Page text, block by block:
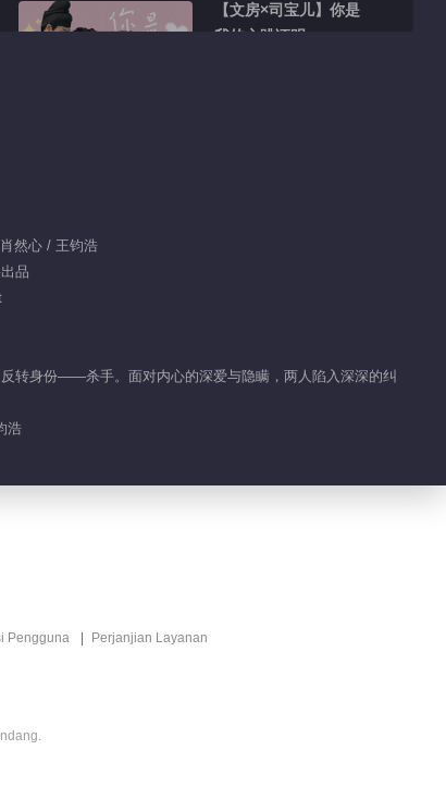
【文房×司宝儿】你是
我的心跳证明
色混剪
然心 / 王钧浩
品
转身份——杀手。面对内心的深爱与隐瞒，两人陷入深深的纠
浩
Pengguna Perjanjian Layanan